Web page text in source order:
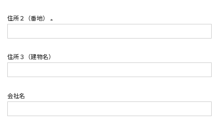
住所２（番地）
住所３（建物名）
会社名